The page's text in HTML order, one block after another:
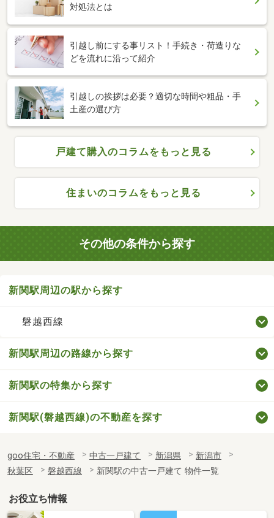
対処法とは
引越し前にする事リスト！手続き・荷造りな
どを流れに沿って紹介
引越しの挨拶は必要？適切な時間や粗品・手
土産の選び方
戸建て購入のコラムをもっと見る
住まいのコラムをもっと見る
その他の条件から探す
新関駅周辺の駅から探す
磐越西線
新関駅周辺の路線から探す
新関駅の特集から探す
新関駅(磐越西線)の不動産を探す
goo住宅・不動産 中古一戸建て 新潟県
新潟市
秋葉区
磐越西線 新関駅の中古一戸建て 物件一覧
お役立ち情報